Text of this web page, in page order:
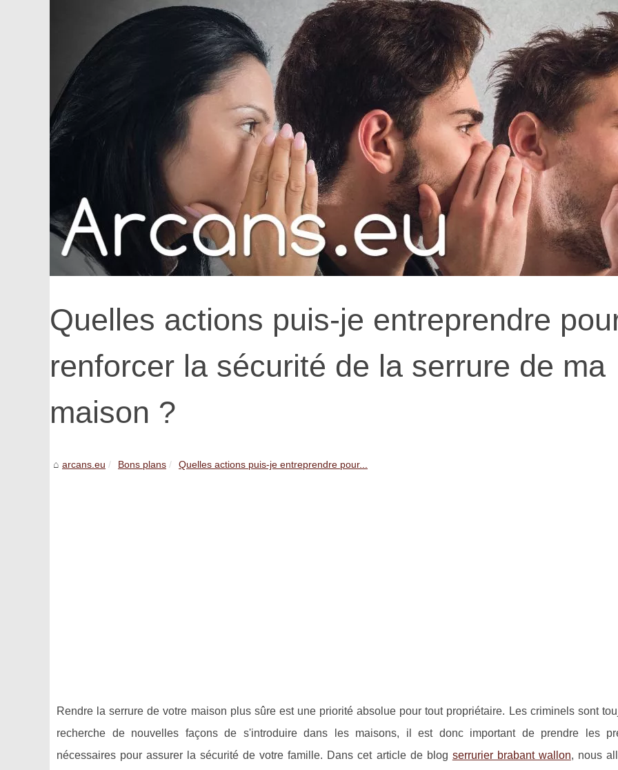
Quelles actions puis-je entreprendre
renforcer la sécurité de la serrure de ma
maison ?
arcans.eu Bons plans Quelles actions puis-je entreprendre pour...
Rendre la serrure de votre maison plus sûre est une priorité absolue pour tout propriétaire. Les criminels sont
recherche de nouvelles façons de s'introduire dans les maisons, il est donc important de prendre les
nécessaires pour assurer la sécurité de votre famille. Dans cet article de blog serrurier brabant wallon, nous